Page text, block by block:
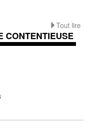
Tout lire
CONTENTIEUSE